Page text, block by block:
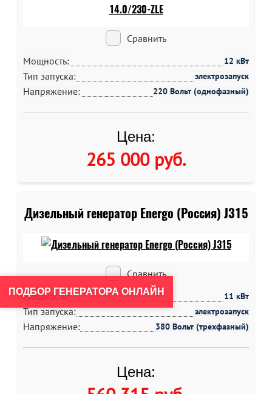
Сравнить
Мощность:
12 кВт
Тип запуска: электрозапуск
Напряжение: 220 Вольт (однофазный)
Цена:
265 000 руб.
Дизельный генератор Energo (Россия) J315
Сравнить
Мощность:
11 кВт
Тип запуска: электрозапуск
Напряжение: 380 Вольт (трехфазный)
Цена:
ПОДБОР ГЕНЕРАТОРА ОНЛАЙН